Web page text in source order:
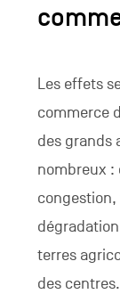
Les effets
commerce
des grands
nombreux :
terres
des